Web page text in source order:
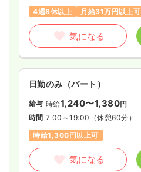
4週8休以上
月給31万円以上可
気になる
日勤のみ（パート）
給与 時給1,240〜1,380円
時間 7:00～19:00 （休憩60分）
時給1,300円以上可
気になる